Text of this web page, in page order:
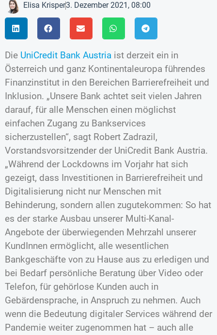
Elisa Krisper3. Dezember 2021, 08:00
Die UniCredit Bank Austria ist derzeit ein in
Österreich und ganz Kontinentaleuropa führendes
Finanzinstitut in den Bereichen Barrierefreiheit und
Inklusion. „Unsere Bank achtet seit vielen Jahren
darauf, für alle Menschen einen möglichst
einfachen Zugang zu Bankservices
sicherzustellen“, sagt Robert Zadrazil,
Vorstandsvorsitzender der UniCredit Bank Austria.
„Während der Lockdowns im Vorjahr hat sich
gezeigt, dass Investitionen in Barrierefreiheit und
Digitalisierung nicht nur Menschen mit
Behinderung, sondern allen zugutekommen: So hat
es der starke Ausbau unserer Multi-Kanal-
Angebote der überwiegenden Mehrzahl unserer
KundInnen ermöglicht, alle wesentlichen
Bankgeschäfte von zu Hause aus zu erledigen und
bei Bedarf persönliche Beratung über Video oder
Telefon, für gehörlose Kunden auch in
Gebärdensprache, in Anspruch zu nehmen. Auch
wenn die Bedeutung digitaler Services während der
Pandemie weiter zugenommen hat – auch alle